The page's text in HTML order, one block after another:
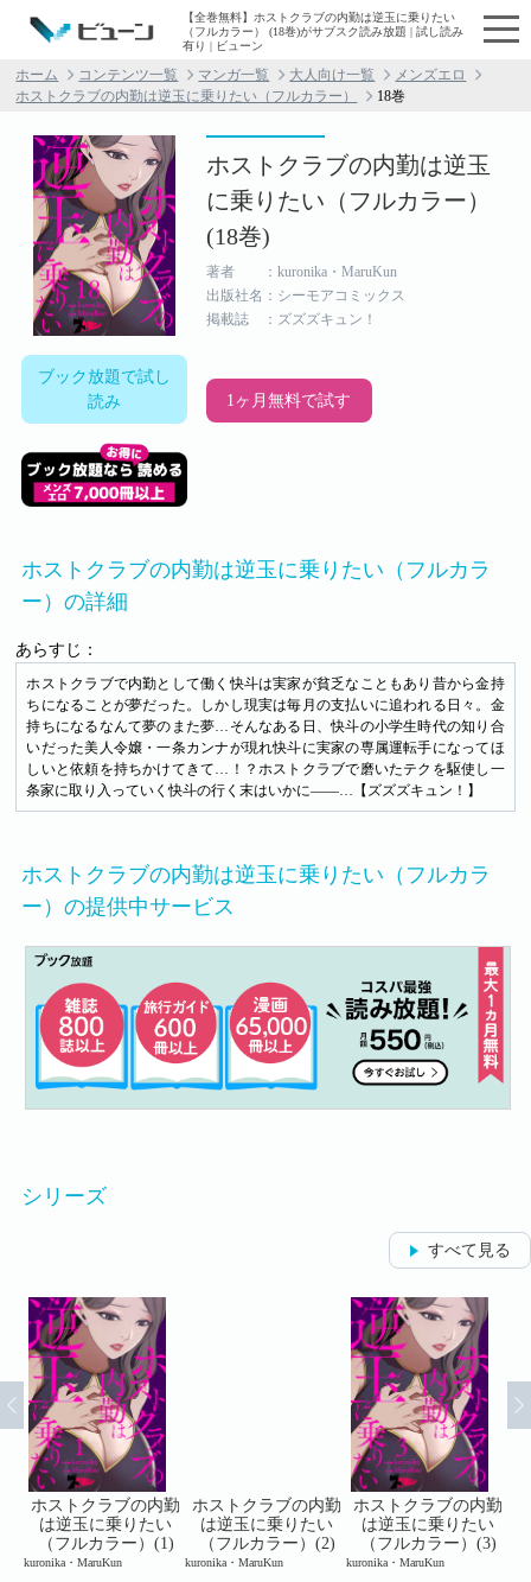
【全巻無料】ホストクラブの内勤は逆玉に乗りたい
（フルカラー） (18巻)がサブスク読み放題 | 試し読み
有り | ビューン
ホーム コンテンツ一覧 マンガ一覧 大人向け一覧
メンズエロ
ホストクラブの内勤は逆玉に乗りたい（フルカラー）
18巻
ブック放題で試し
読み
ホストクラブの内勤は逆玉
に乗りたい（フルカラー）
(18巻)
著者 ：kuronika・MaruKun
出版社名：シーモアコミックス
掲載誌 ：ズズズキュン！
1ヶ月無料で試す
ホストクラブの内勤は逆玉に乗りたい（フルカラ
ー）の詳細
あらすじ：
ホストクラブで内勤として働く快斗は実家が貧乏なこともあり昔から金持
ちになることが夢だった。しかし現実は毎月の支払いに追われる日々。金
持ちになるなんて夢のまた夢…そんなある日、快斗の小学生時代の知り合
いだった美人令嬢・一条カンナが現れ快斗に実家の専属運転手になってほ
しいと依頼を持ちかけてきて…！？ホストクラブで磨いたテクを駆使し一
条家に取り入っていく快斗の行く末はいかに――…【ズズズキュン！】
ホストクラブの内勤は逆玉に乗りたい（フルカラ
ー）の提供中サービス
シリーズ
すべて見る
ホストクラブの内勤
は逆玉に乗りたい
（フルカラー）(1)
kuronika・MaruKun
ホストクラブの内勤
は逆玉に乗りたい
（フルカラー）(2)
kuronika・MaruKun
ホストクラブの内勤
は逆玉に乗りたい
（フルカラー）(3)
kuronika・MaruKun